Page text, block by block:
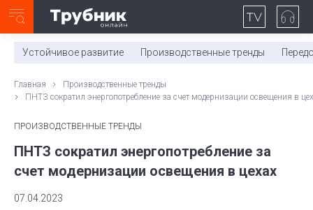
0:00/ 11:03
Устойчивое развитие Производственные тренды
Главная
Производственные тренды
ПНТЗ сократил энергопотребление за счет модернизации освещения в
ПРОИЗВОДСТВЕННЫЕ ТРЕНДЫ
ПНТЗ сократил энергопотребление за
счет модернизации освещения в цехах
07.04.2023